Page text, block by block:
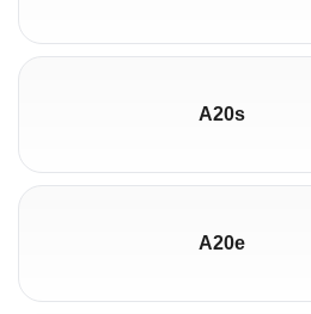
A20s
A20e